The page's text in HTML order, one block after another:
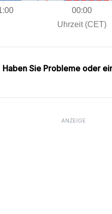
Haben Sie Probleme oder
ANZEIGE